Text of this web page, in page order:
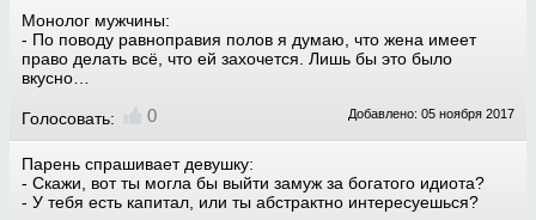
Монолог мужчины:
- По поводу равноправия полов я думаю, что жена имеет
право делать всё, что ей захочется. Лишь бы это было
вкусно…
Голосовать: 0 Добавлено: 05 ноября 2017
Парень спрашивает девушку:
- Скажи, вот ты могла бы выйти замуж за богатого идиота?
- У тебя есть капитал, или ты абстрактно интересуешься?